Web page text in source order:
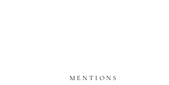
MENTIONS